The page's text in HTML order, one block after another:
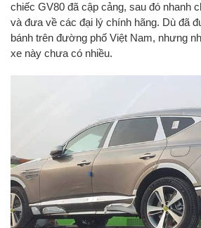
chiếc GV80 đã cập cảng, sau đó nhanh
và đưa về các đại lý chính hãng. Dù đã
bánh trên đường phố Việt Nam, nhưng
xe này chưa có nhiều.